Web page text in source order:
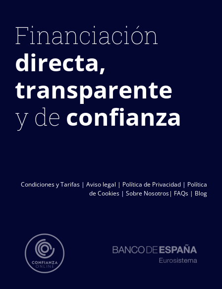
Financiación
directa,
transparente
y de confianza
Condiciones y Tarifas |Aviso legal | Política de Privacidad | Política
de Cookies |Sobre Nosotros| FAQs | Blog